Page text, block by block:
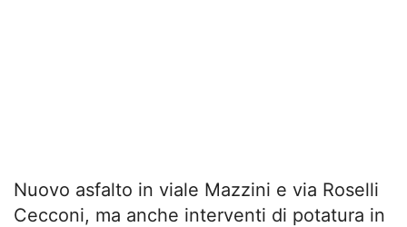
Nuovo asfalto in viale Mazzini e via Roselli
Cecconi, ma anche interventi di potatura in